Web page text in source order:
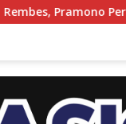
Pramono